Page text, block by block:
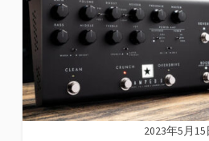
2023年5月15